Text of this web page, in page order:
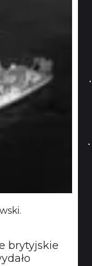
brytyjskie